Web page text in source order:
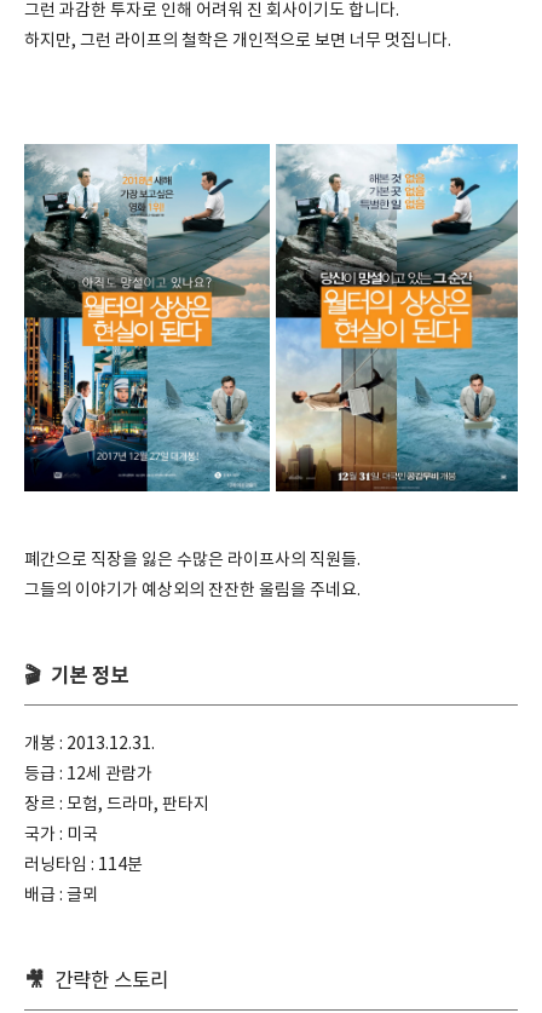
그런 과감한 투자로 인해 어려워 진 회사이기도 합니다.
하지만, 그런 라이프의 철학은 개인적으로 보면 너무 멋집니다.
폐간으로 직장을 잃은 수많은 라이프사의 직원들.
그들의 이야기가 예상외의 잔잔한 울림을 주네요.
🎬 기본 정보
개봉 : 2013.12.31.
등급 : 12세 관람가
장르 : 모험, 드라마, 판타지
국가 : 미국
러닝타임 : 114분
배급 : 글뫼
🎥 간략한 스토리